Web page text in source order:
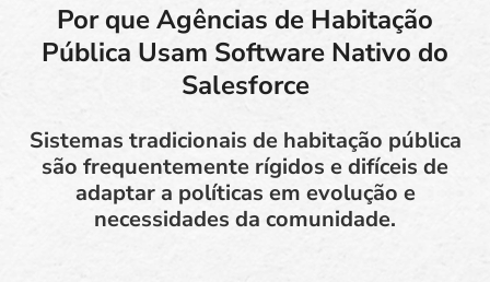
Por que Agências de Habitação
Pública Usam Software Nativo do
Salesforce
Sistemas tradicionais de habitação pública
são frequentemente rígidos e difíceis de
adaptar a políticas em evolução e
necessidades da comunidade.